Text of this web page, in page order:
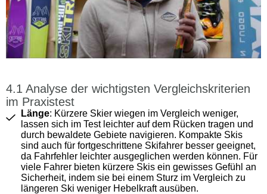
Analyse der wichtigsten Vergleichskriterien
im Praxistest
Länge: Kürzere Skier wiegen im Vergleich weniger,
lassen sich im Test leichter auf dem Rücken tragen und
durch bewaldete Gebiete navigieren. Kompakte Skis
sind auch für fortgeschrittene Skifahrer besser geeignet,
da Fahrfehler leichter ausgeglichen werden können. Für
viele Fahrer bieten kürzere Skis ein gewisses Gefühl an
Sicherheit, indem sie bei einem Sturz im Vergleich zu
längeren Ski weniger Hebelkraft ausüben.